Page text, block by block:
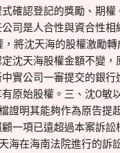
確認登記的獎勵、期
司是人合性與資合性
將沈天海的股權激勵
沈天海股權金額不變
實公司一審提交的銀
原始股權。三、沈O敏
證明其能夠作為原告提
一項已遠超過本案訴訟
海在海南法院進行的訴